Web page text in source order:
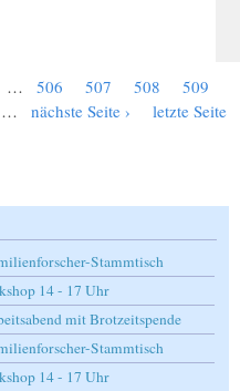
… 506 507 508 509
… nächste Seite ›
letzte Seite
Stammtisch
14 - 17 Uhr
mit Brotzeitspende
Stammtisch
14 - 17 Uhr